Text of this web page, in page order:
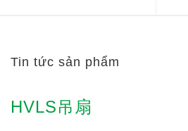
Tin tức sản phẩm
HVLS吊扇